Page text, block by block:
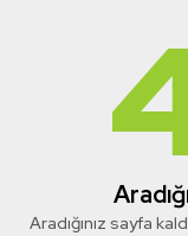
Aradığınız sayfa